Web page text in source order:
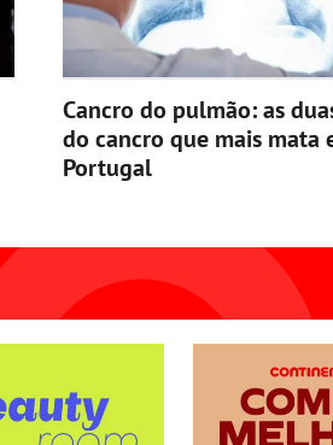
Cancro do pulmão: as
do cancro que mais mata
Portugal